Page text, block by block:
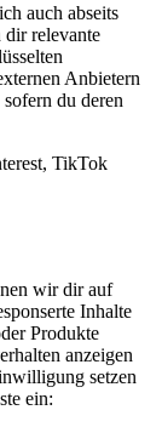
auch abseits
dir relevante
Anbietern
du deren
TikTok
wir dir auf
Inhalte
Produkte
anzeigen
setzen
ein: